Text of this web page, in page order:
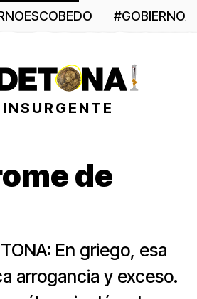
INSURGENTE
de
En griego, esa
arrogancia y exceso.